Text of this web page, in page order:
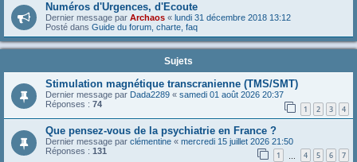
Numéros d'Urgences, d'Ecoute
Dernier message par Archaos « lundi 31 décembre 2018 13:12
Posté dans Guide du forum, charte, faq
Sujets
Stimulation magnétique transcranienne (TMS/SMT)
Dernier message par Dada2289 « samedi 01 août 2026 20:37
Réponses : 74 1 2 3 4
Que pensez-vous de la psychiatrie en France ?
Dernier message par clémentine « mercredi 15 juillet 2026 21:50
Réponses : 131 1 4 5 6 7